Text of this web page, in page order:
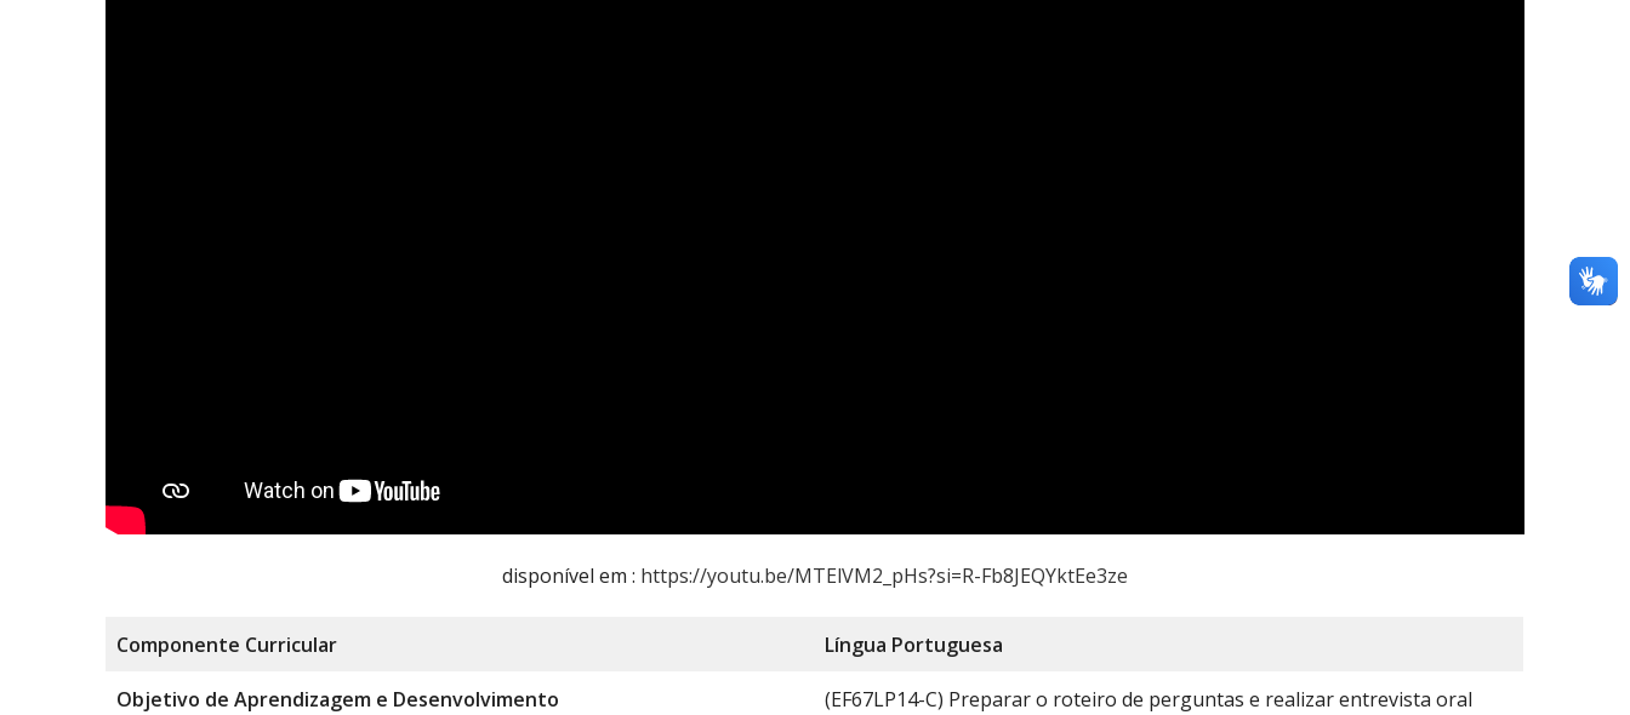
disponível em : https://youtu.be/MTElVM2_pHs?si=R-Fb8JEQYktEe3ze
Componente Curricular Língua Portuguesa
Objetivo de Aprendizagem e Desenvolvimento
(EF67LP14-C) Preparar o roteiro de perguntas e realizar entrevista oral